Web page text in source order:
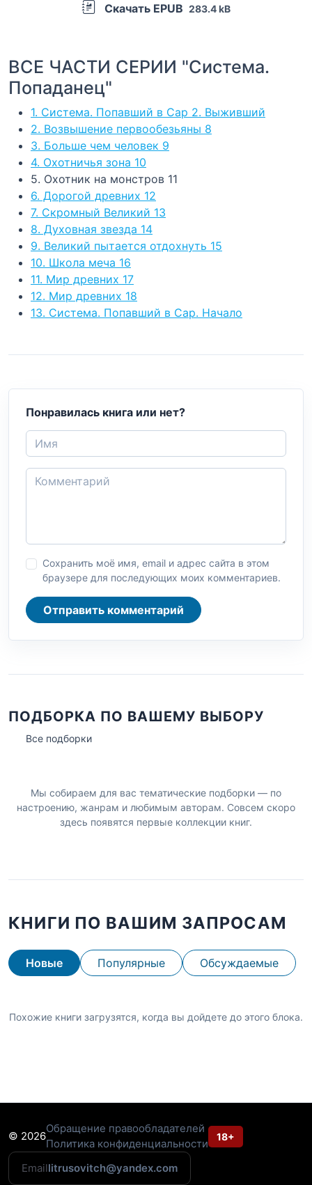
Скачать EPUB 283.4 kB
ВСЕ ЧАСТИ СЕРИИ "Система.
Попаданец"
1. Система. Попавший в Сар 2. Выживший
2. Возвышение первообезьяны 8
3. Больше чем человек 9
4. Охотничья зона 10
5. Охотник на монстров 11
6. Дорогой древних 12
7. Скромный Великий 13
8. Духовная звезда 14
9. Великий пытается отдохнуть 15
10. Школа меча 16
11. Мир древних 17
12. Мир древних 18
13. Система. Попавший в Сар. Начало
Понравилась книга или нет?
Сохранить моё имя, email и адрес сайта в этом
браузере для последующих моих комментариев.
Отправить комментарий
ПОДБОРКА ПО ВАШЕМУ ВЫБОРУ
Все подборки
Мы собираем для вас тематические подборки — по
настроению, жанрам и любимым авторам. Совсем скоро
здесь появятся первые коллекции книг.
КНИГИ ПО ВАШИМ ЗАПРОСАМ
Новые Популярные Обсуждаемые
Похожие книги загрузятся, когда вы дойдете до этого блока.
© 2026
Обращение правообладателей
Политика конфиденциальности
18+
Emaillitrusovitch@yandex.com